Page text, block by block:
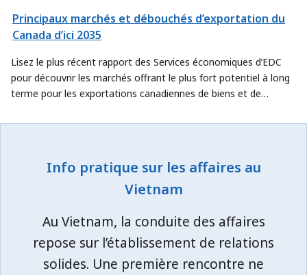
Principaux marchés et débouchés d’exportation du
Canada d’ici 2035
Lisez le plus récent rapport des Services économiques d’EDC
pour découvrir les marchés offrant le plus fort potentiel à long
terme pour les exportations canadiennes de biens et de
Info pratique sur les affaires au
Vietnam
Au Vietnam, la conduite des affaires
repose sur l’établissement de relations
solides. Une première rencontre ne